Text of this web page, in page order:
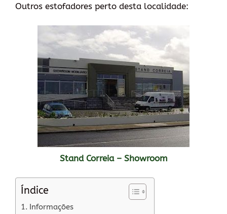
Outros estofadores perto desta localidade:
Stand Correia – Showroom
Índice
Informações